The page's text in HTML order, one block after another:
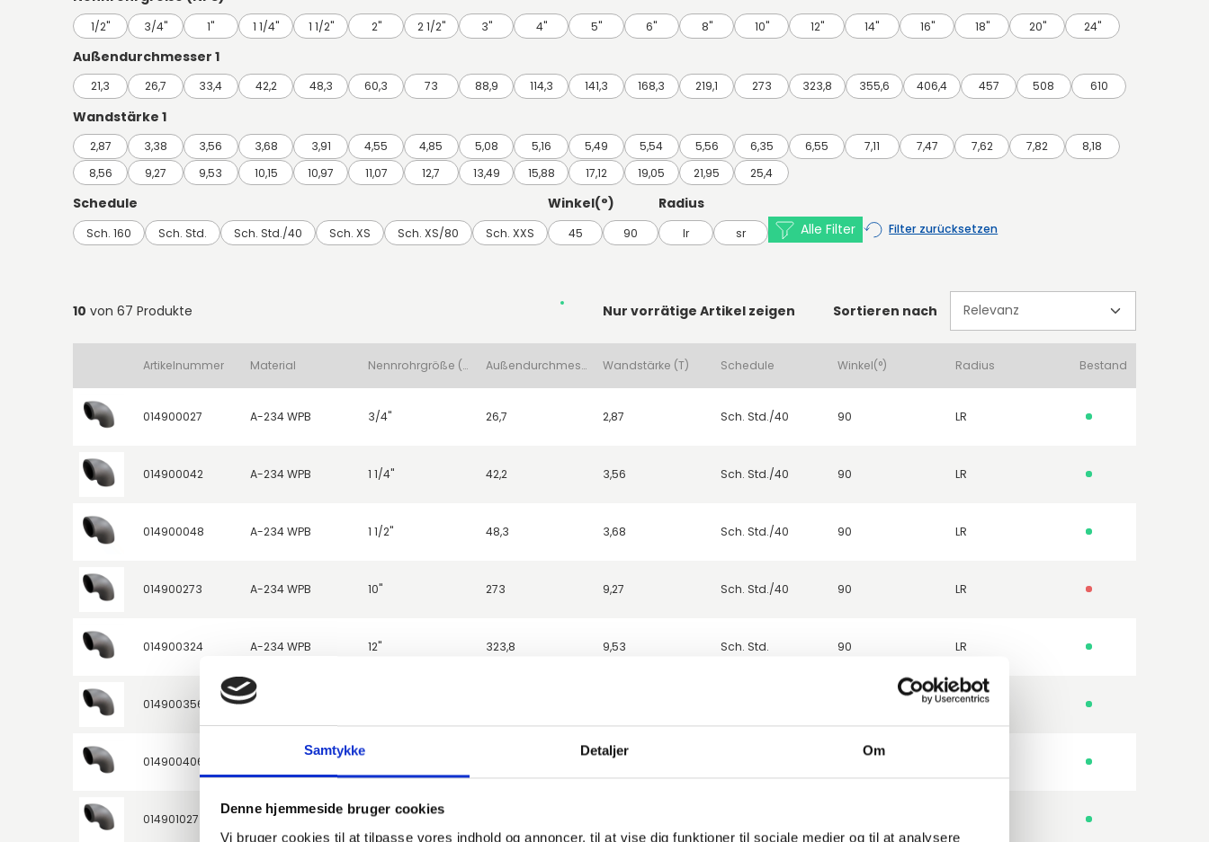
Samtykke Detaljer Om
Denne hjemmeside bruger cookies
Vi bruger cookies til at tilpasse vores indhold og annoncer, til at vise dig funktioner til sociale medier og til at analysere
1/2" 3/4" 1" 1 1/4" 1 1/2" 2" 2 1/2" 3" 4" 5" 6" 8" 10" 12" 14" 16" 18" 20" 24"
Außendurchmesser 1
21,3 26,7 33,4 42,2 48,3 60,3 73 88,9 114,3 141,3 168,3 219,1 273 323,8 355,6 406,4 457 508 610
Wandstärke 1
2,87 3,38 3,56 3,68 3,91 4,55 4,85 5,08 5,16 5,49 5,54 5,56 6,35 6,55 7,11 7,47 7,62 7,82
8,18
8,56
9,27 9,53 10,15 10,97 11,07 12,7 13,49 15,88 17,12 19,05 21,95 25,4
Schedule
Sch. 160 Sch. Std. Sch. Std./40 Sch. XS Sch. XS/80 Sch. XXS
Winkel(°)
45 90
Radius
lr sr Alle Filter Filter zurücksetzen
10 von 67 Produkte Nur vorrätige Artikel zeigen Sortieren nach
Artikelnummer Material Nennrohrgröße (NPS) Außendurchmesser 1 (O.D) Wandstärke (T) Schedule Winkel(°) Radius Bestand
014900027 A-234 WPB 3/4" 26,7 2,87 Sch. Std./40 90 LR
014900042 A-234 WPB 1 1/4" 42,2 3,56 Sch. Std./40 90 LR
014900048 A-234 WPB 1 1/2" 48,3 3,68 Sch. Std./40 90 LR
014900273 A-234 WPB 10" 273 9,27 Sch. Std./40 90 LR
014900324 A-234 WPB 12" 323,8 9,53 Sch. Std. 90 LR
014900356 A-234 WPB LR
014900406 9,53
014901027 A-234 WPB 3/4"